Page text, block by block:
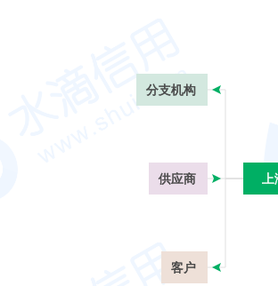
分支机构
供应商
客户